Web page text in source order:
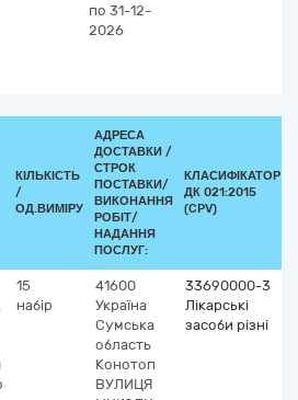
по 31-12-
2026
КІЛЬКІСТЬ
/
ОД.ВИМІРУ
АДРЕСА
ДОСТАВКИ /
СТРОК
ПОСТАВКИ/
ВИКОНАННЯ
РОБІТ/
НАДАННЯ
ПОСЛУГ:
КЛАСИФІКАТОР
ДК 021:2015
(CPV)
15
набір
41600
Україна
Сумська
область
Конотоп
ВУЛИЦЯ
33690000-3
Лікарські
засоби різні